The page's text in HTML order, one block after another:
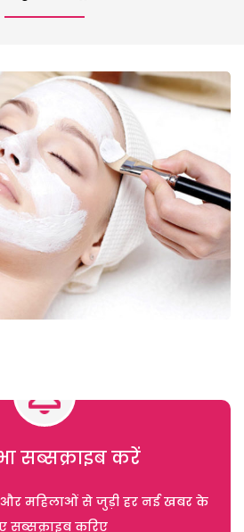
सब्सक्राइब करें
महिलाओं से जुड़ी हर नई खबर के
सब्सक्राइब करिए